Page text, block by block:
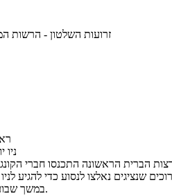
זרועות השלטון - הרשות
ניו יורק 200
הברית הראשונה התכנסו חברי
שנציגים נאלצו לנסוע כדי להגיע
במשך שבועות לפני הושג המנין הראשון.